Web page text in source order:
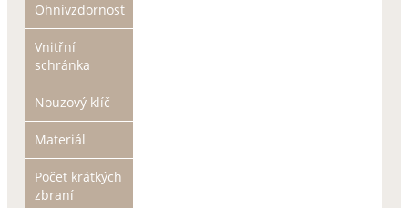
Ohnivzdornost
Vnitřní
schránka
Nouzový klíč
Materiál
Počet krátkých
zbraní